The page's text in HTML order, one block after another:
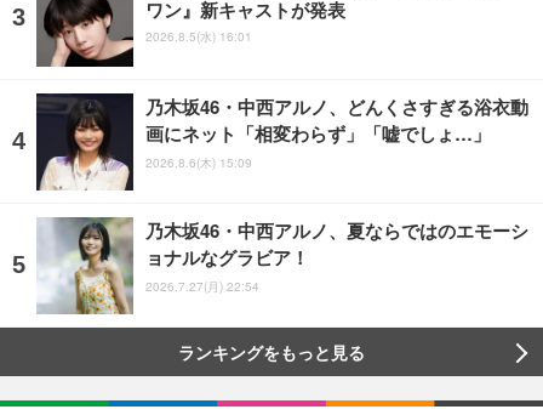
ワン』新キャストが発表
2026.8.5(水) 16:01
乃木坂46・中西アルノ、どんくさすぎる浴衣動
画にネット「相変わらず」「嘘でしょ…」
2026.8.6(木) 15:09
乃木坂46・中西アルノ、夏ならではのエモーシ
ョナルなグラビア！
2026.7.27(月) 22:54
ランキングをもっと見る